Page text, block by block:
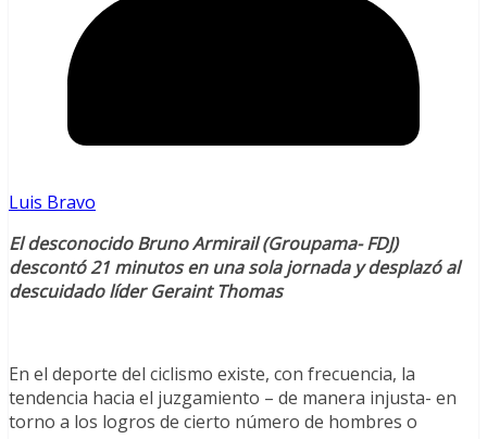
Luis Bravo
El desconocido Bruno Armirail (Groupama- FDJ)
descontó 21 minutos en una sola jornada y desplazó al
descuidado líder Geraint Thomas
En el deporte del ciclismo existe, con frecuencia, la
tendencia hacia el juzgamiento – de manera injusta- en
torno a los logros de cierto número de hombres o